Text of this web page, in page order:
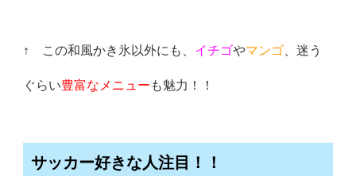
↑ この和風かき氷以外にも、 イチゴやマンゴ 、迷う
ぐらい豊富なメニュー も魅力！！
サッカー好きな人注目！！